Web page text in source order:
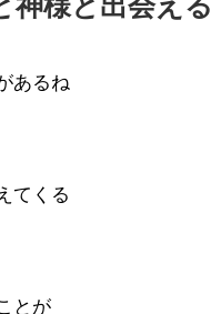
あるね
てくる
とが